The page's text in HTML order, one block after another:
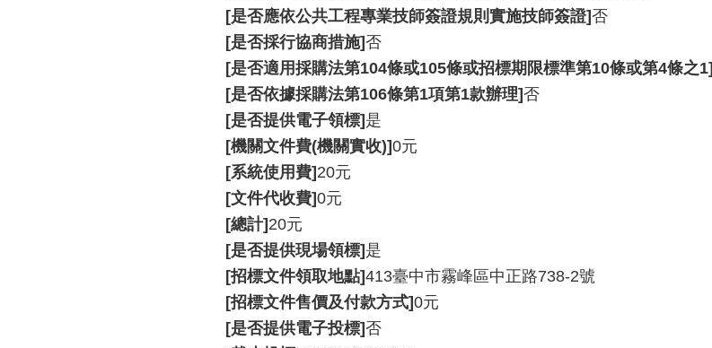
[是否應依公共工程專業技師簽證規則實施技師簽證]否
[是否採行協商措施]否
[是否適用採購法第104條或105條或招標期限標準第10條或第4條之1]
[是否依據採購法第106條第1項第1款辦理]否
[是否提供電子領標] 是
[機關文件費(機關實收)]0元
[系統使用費] 20元
[文件代收費]0元
[總計] 20元
[是否提供現場領標] 是
[招標文件領取地點]413臺中市霧峰區中正路738-2號
[招標文件售價及付款方式]0元
[是否提供電子投標]否